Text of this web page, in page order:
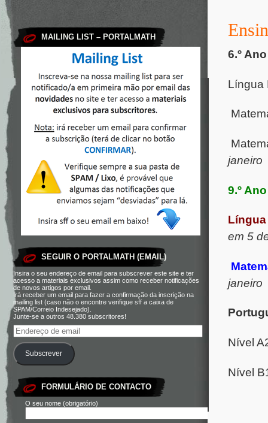
MAILING LIST – PORTALMATH
SEGUIR O PORTALMATH (EMAIL)
Insira o seu endereço de email para subscrever este site e ter
acesso a materiais exclusivos assim como receber notificações
de novos artigos por email.
Irá receber um email para fazer a confirmação da inscrição na
mailing list (caso não o encontre verifique sff a caixa de
SPAM/Correio Indesejado).
Junte-se a outros 48.380 subscritores!
Subscrever
FORMULÁRIO DE CONTACTO
O seu nome (obrigatório)
6.º Ano
Língua
janeiro
9.º Ano
em 5
janeiro
Nível
Nível